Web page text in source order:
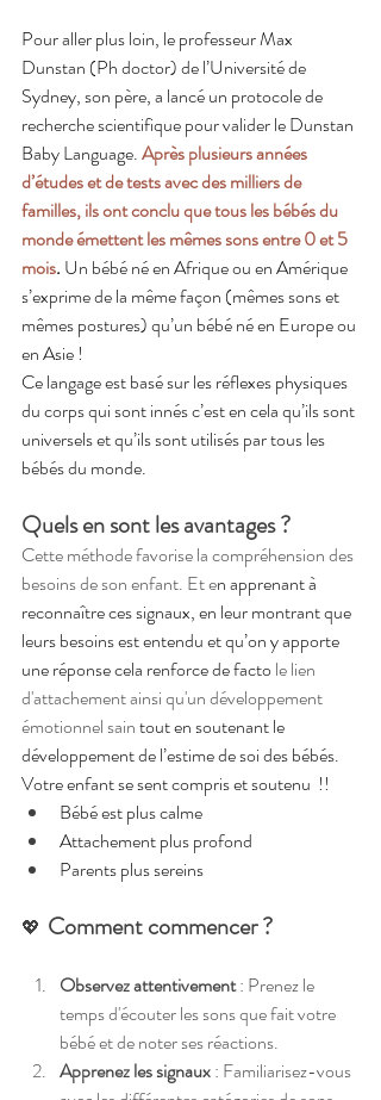
Pour aller plus loin, le professeur Max
Dunstan (Ph doctor) de l’Université de
Sydney, son père, a lancé un protocole de
recherche scientifique pour valider le Dunstan
Baby Language. Après plusieurs années
d’études et de tests avec des milliers de
familles, ils ont conclu que tous les bébés du
monde émettent les mêmes sons entre 0 et 5
mois. Un bébé né en Afrique ou en Amérique
s’exprime de la même façon (mêmes sons et
mêmes postures) qu’un bébé né en Europe ou
en Asie !
Ce langage est basé sur les réflexes physiques
du corps qui sont innés c’est en cela qu’ils sont
universels et qu’ils sont utilisés par tous les
bébés du monde.
Quels en sont les avantages ?
Cette méthode favorise la compréhension des
besoins de son enfant. Et en apprenant à
reconnaître ces signaux, en leur montrant que
leurs besoins est entendu et qu’on y apporte
une réponse cela renforce de facto le lien
d'attachement ainsi qu'un développement
émotionnel sain tout en soutenant le
développement de l’estime de soi des bébés.
Votre enfant se sent compris et soutenu  !!
Bébé est plus calme
Attachement plus profond
Parents plus sereins
💖 Comment commencer ?
Observez attentivement : Prenez le
temps d'écouter les sons que fait votre
bébé et de noter ses réactions.
Apprenez les signaux : Familiarisez-vous